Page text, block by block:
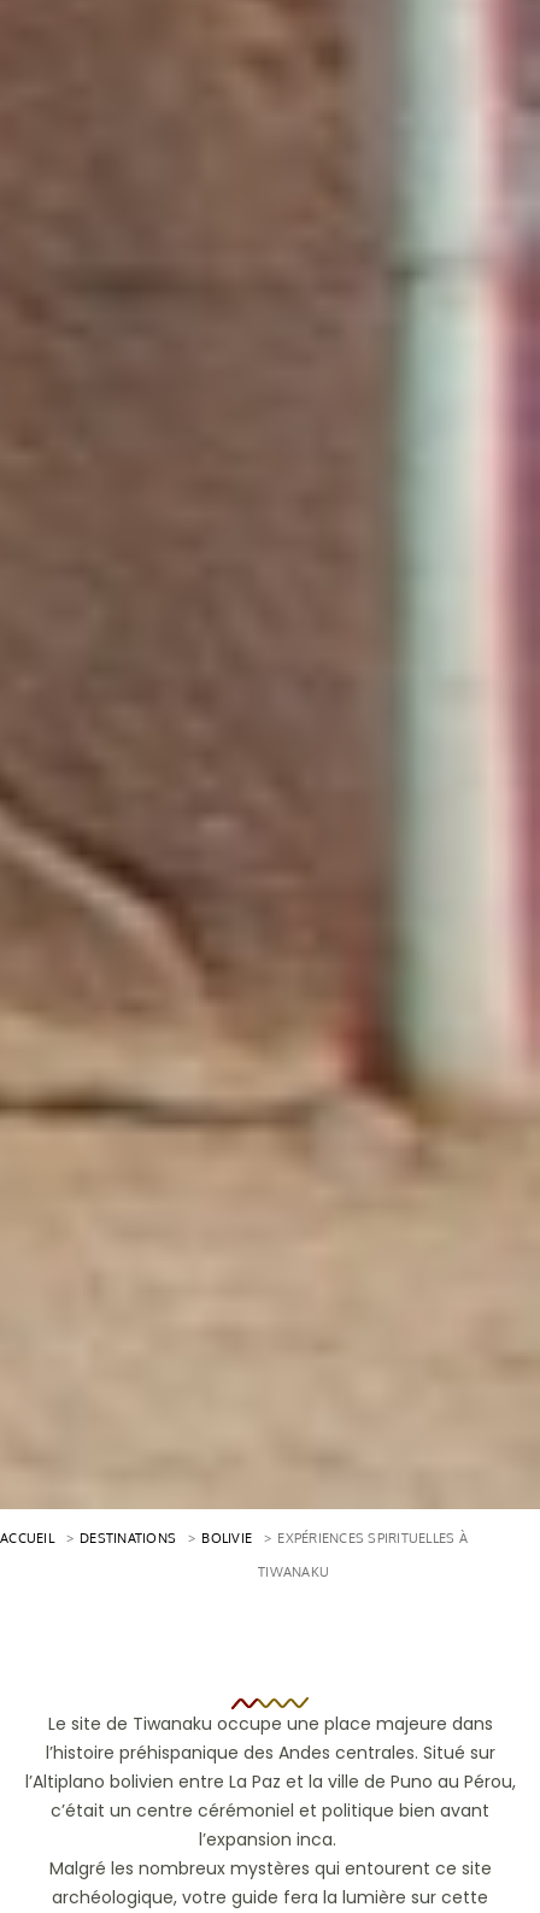
ACCUEIL DESTINATIONS BOLIVIE
EXPÉRIENCES SPIRITUELLES À
TIWANAKU
Le site de Tiwanaku occupe une place majeure dans
l’histoire préhispanique des Andes centrales. Situé sur
l’Altiplano bolivien entre La Paz et la ville de Puno au Pérou,
c’était un centre cérémoniel et politique bien avant
l’expansion inca.
Malgré les nombreux mystères qui entourent ce site
archéologique, votre guide fera la lumière sur cette